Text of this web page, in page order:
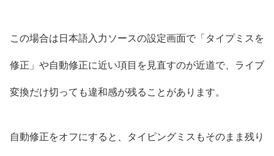
この場合は日本語入力ソースの設定画面で「タイプミスを
修正」や自動修正に近い項目を見直すのが近道で、ライブ
変換だけ切っても違和感が残ることがあります。
自動修正をオフにすると、タイピングミスもそのまま残り